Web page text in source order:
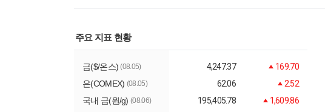
주요 지표 현황
금($/온스)(08.05) 4,247.37
169.70
은(COMEX) (08.05) 62.06
2.52
국내 금(원/g) (08.06) 195,405.78
1,609.86